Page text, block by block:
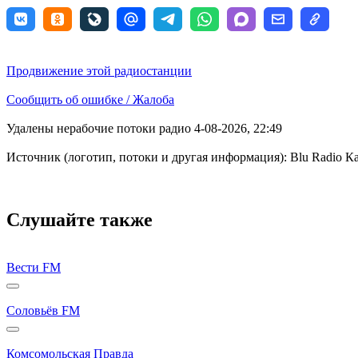
Продвижение этой радиостанции
Сообщить об ошибке / Жалоба
Удалены нерабочие потоки радио 4-08-2026, 22:49
Источник (логотип, потоки и другая информация): Blu Radio
Слушайте также
Вести FM
Соловьёв FM
Комсомольская Правда